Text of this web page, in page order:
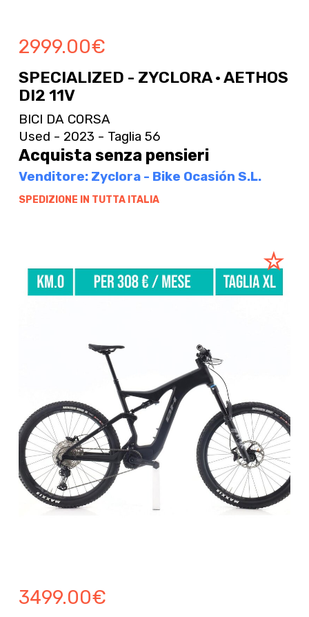
2999.00€
SPECIALIZED - ZYCLORA · AETHOS
DI2 11V
BICI DA CORSA
Used - 2023 - Taglia 56
Acquista senza pensieri
Venditore: Zyclora - Bike Ocasión S.L.
SPEDIZIONE IN TUTTA ITALIA
3499.00€